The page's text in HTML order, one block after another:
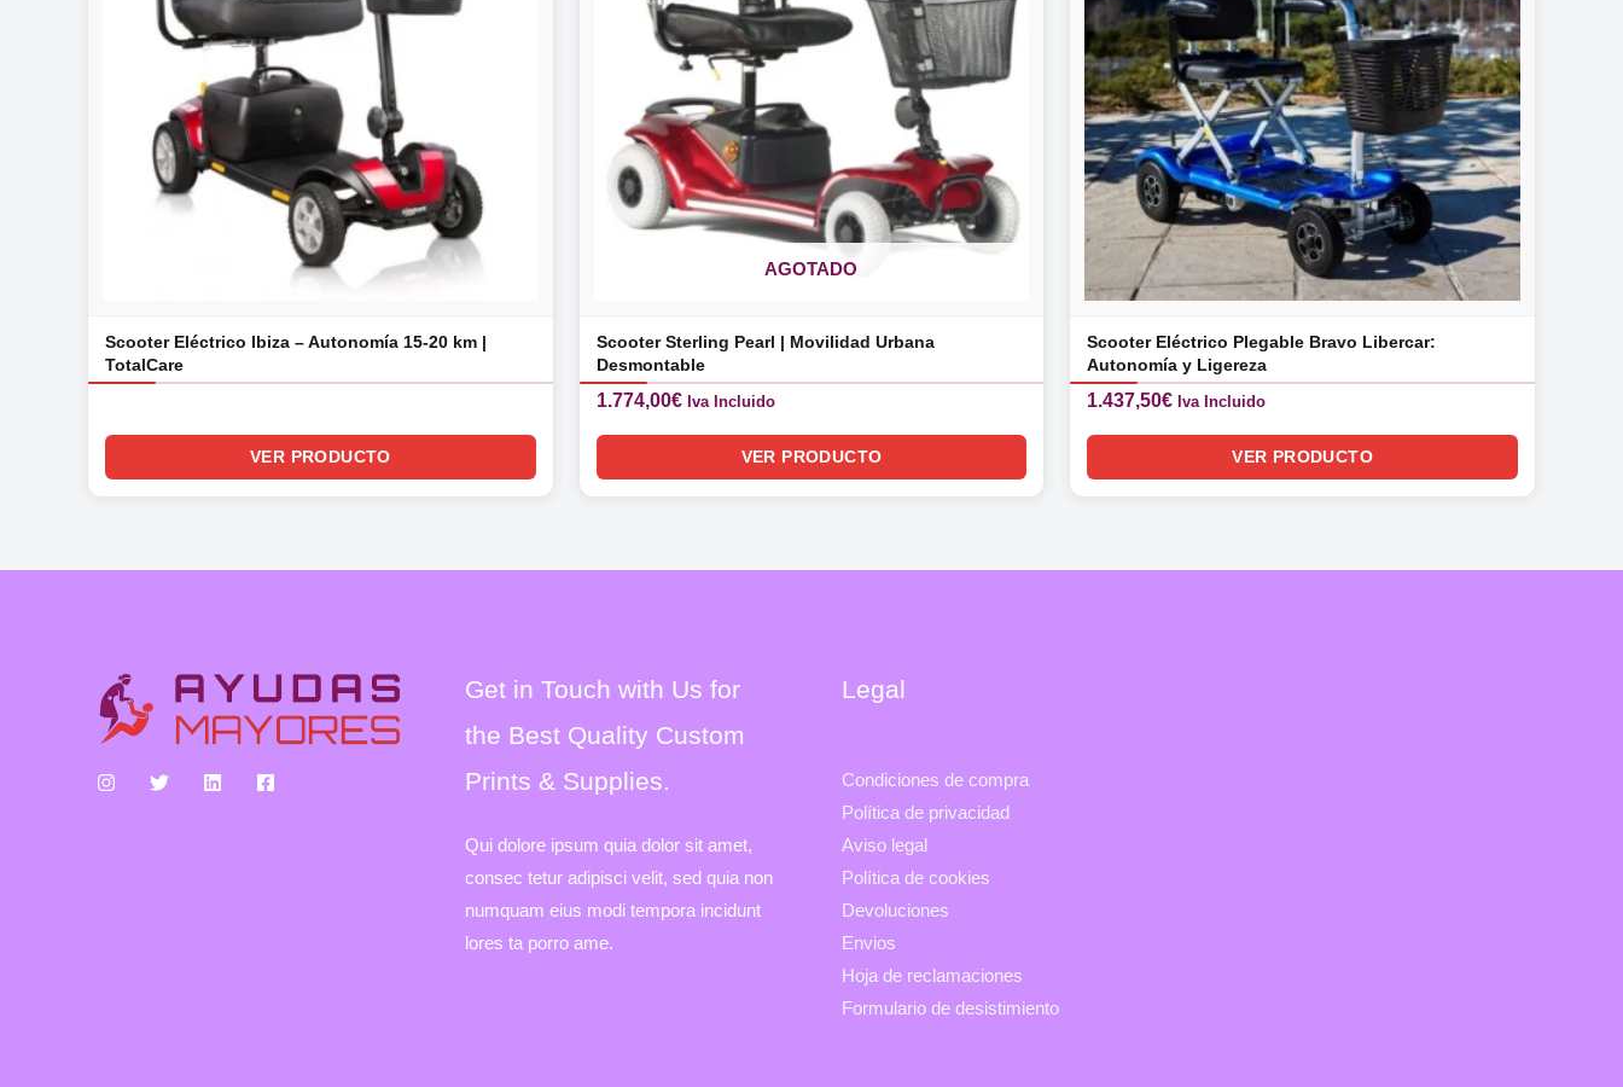
Scooter Eléctrico Ibiza – Autonomía 15-20 km |
TotalCare
VER PRODUCTO
AGOTADO
Scooter Sterling Pearl | Movilidad Urbana
Desmontable
1.774,00€ Iva Incluido
VER PRODUCTO
Scooter Eléctrico Plegable Bravo Libercar:
Autonomía y Ligereza
1.437,50€ Iva Incluido
VER PRODUCTO
Get in Touch with Us for
the Best Quality Custom
Prints & Supplies.
Qui dolore ipsum quia dolor sit amet,
consec tetur adipisci velit, sed quia non
numquam eius modi tempora incidunt
lores ta porro ame.
Legal
Condiciones de compra
Política de privacidad
Aviso legal
Política de cookies
Devoluciones
Envios
Hoja de reclamaciones
Formulario de desistimiento